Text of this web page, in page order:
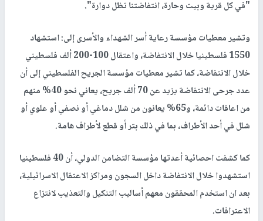
"في كل قرية وبيت وحارة، انتفاضتنا تظل دوارة".
وتشير معطيات مؤسسة رعاية أسر الشهداء والأسرى إلى: استشهاد
1550 فلسطينيا خلال الانتفاضة، واعتقال 100-200 ألف فلسطيني
خلال الانتفاضة، كما تشير معطيات مؤسسة الجريح الفلسطيني إلى أن
عدد جرحى الانتفاضة يزيد عن 70 ألف جريح، يعاني نحو 40% منهم
من اعاقات دائمة، و65% يعانون من شلل دماغي أو نصفي أو علوي أو
شلل في أحد الأطراف، بما في ذلك بتر أو قطع لأطراف هامة.
كما كشفت احصائية أعدتها مؤسسة التضامن الدولي، أن 40 فلسطينيا
استشهدوا خلال الانتفاضة داخل السجون ومراكز الاعتقال الاسرائيلية،
بعد ان استخدم المحققون معهم أساليب التنكيل والتعذيب لانتزاع
الاعترافات.